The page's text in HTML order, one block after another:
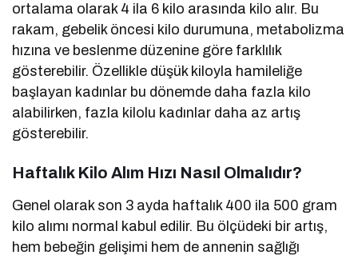
ortalama olarak 4 ila 6 kilo arasında kilo alır. Bu
rakam, gebelik öncesi kilo durumuna, metabolizma
hızına ve beslenme düzenine göre farklılık
gösterebilir. Özellikle düşük kiloyla hamileliğe
başlayan kadınlar bu dönemde daha fazla kilo
alabilirken, fazla kilolu kadınlar daha az artış
gösterebilir.
Haftalık Kilo Alım Hızı Nasıl Olmalıdır?
Genel olarak son 3 ayda haftalık 400 ila 500 gram
kilo alımı normal kabul edilir. Bu ölçüdeki bir artış,
hem bebeğin gelişimi hem de annenin sağlığı